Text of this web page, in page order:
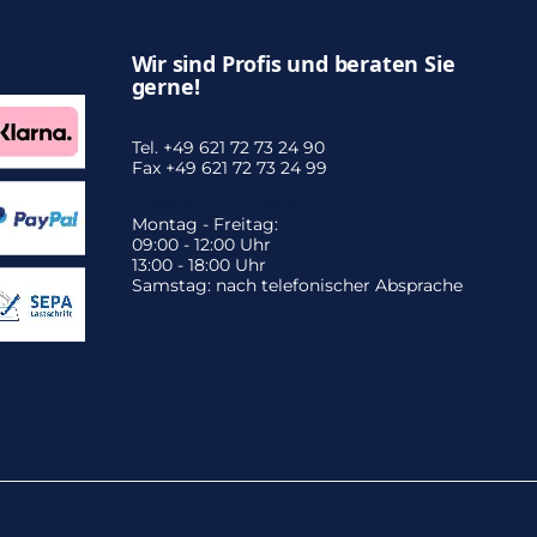
Wir sind Profis und beraten Sie
gerne!
Tel. +49 621 72 73 24 90
Fax +49 621 72 73 24 99
Montag - Freitag:
09:00 - 12:00 Uhr
13:00 - 18:00 Uhr
Samstag: nach telefonischer Absprache